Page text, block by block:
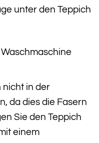
unter den Teppich
nicht in der
da dies die Fasern
Sie den Teppich
einem